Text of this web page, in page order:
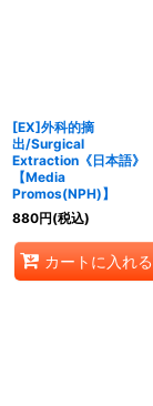
[EX]外科的摘
出/Surgical
Extraction《日本語》
【Media
Promos(NPH)】
880円(税込)
カートに入れる